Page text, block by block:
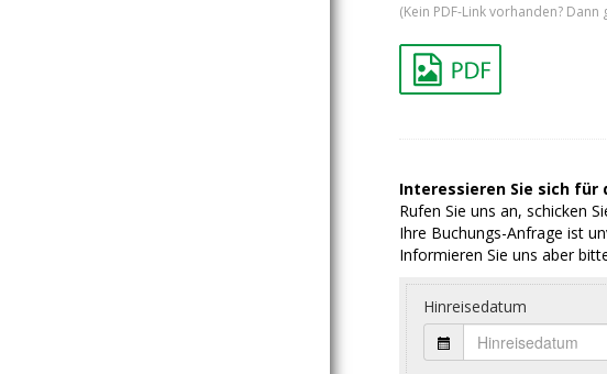
(Kein PDF-Link vorhanden?
Interessieren Sie sich für
Rufen Sie uns an, schicken
Ihre Buchungs-Anfrage ist
Informieren Sie uns aber